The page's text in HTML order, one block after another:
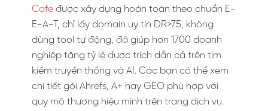
Cafe được xây dựng hoàn toàn theo chuẩn E-
E-A-T, chỉ lấy domain uy tín DR>75, không
dùng tool tự động, đã giúp hơn 1700 doanh
nghiệp tăng tỷ lệ được trích dẫn cả trên tìm
kiếm truyền thống và AI. Các bạn có thể xem
chi tiết gói Ahrefs, A+ hay GEO phù hợp với
quy mô thương hiệu mình trên trang dịch vụ.